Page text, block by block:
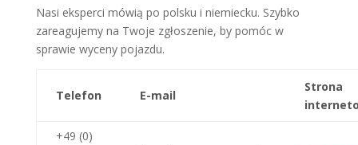
Nasi eksperci mówią po polsku i niemiecku. Szybko
zareagujemy na Twoje zgłoszenie, by pomóc w
sprawie wyceny pojazdu.
Telefon E-mail
Strona
+49 (0)